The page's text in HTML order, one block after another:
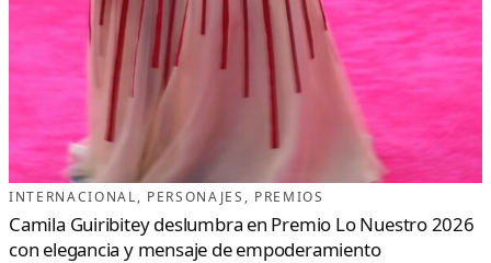
INTERNACIONAL, PERSONAJES , PREMIOS
Camila Guiribitey deslumbra en Premio Lo Nuestro 2026
con elegancia y mensaje de empoderamiento